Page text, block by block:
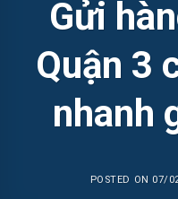
Gửi
Quận 3
nhanh
POSTED ON 07/